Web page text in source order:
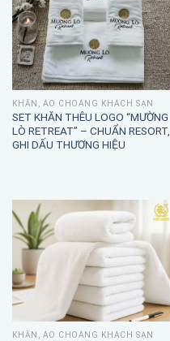
KHĂN, ÁO CHOÀNG KHÁCH SẠN
SET KHĂN THÊU LOGO “MƯỜNG
LÒ RETREAT” – CHUẨN RESORT,
GHI DẤU THƯƠNG HIỆU
KHĂN, ÁO CHOÀNG KHÁCH SẠN